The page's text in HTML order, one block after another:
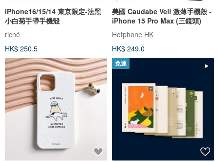
iPhone16/15/14 東京限定-法黑
小白菊手帶手機殼
riché
HK$ 250.5
美國 Caudabe Veil 激薄手機殼 -
iPhone 15 Pro Max (三鏡頭)
Hotphone HK
HK$ 249.0
免運